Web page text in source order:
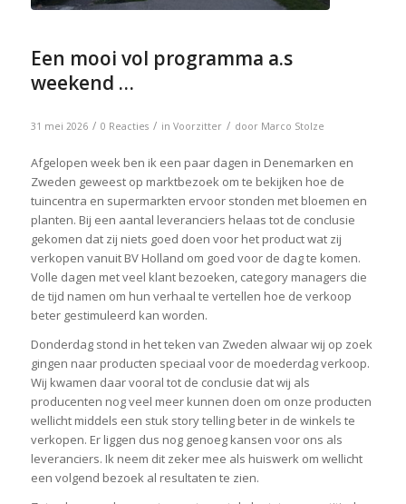
Een mooi vol programma a.s
weekend …
31 mei 2026 / 0 Reacties / in Voorzitter / door Marco Stolze
Afgelopen week ben ik een paar dagen in Denemarken en
Zweden geweest op marktbezoek om te bekijken hoe de
tuincentra en supermarkten ervoor stonden met bloemen en
planten. Bij een aantal leveranciers helaas tot de conclusie
gekomen dat zij niets goed doen voor het product wat zij
verkopen vanuit BV Holland om goed voor de dag te komen.
Volle dagen met veel klant bezoeken, category managers die
de tijd namen om hun verhaal te vertellen hoe de verkoop
beter gestimuleerd kan worden.
Donderdag stond in het teken van Zweden alwaar wij op zoek
gingen naar producten speciaal voor de moederdag verkoop.
Wij kwamen daar vooral tot de conclusie dat wij als
producenten nog veel meer kunnen doen om onze producten
wellicht middels een stuk story telling beter in de winkels te
verkopen. Er liggen dus nog genoeg kansen voor ons als
leveranciers. Ik neem dit zeker mee als huiswerk om wellicht
een volgend bezoek al resultaten te zien.